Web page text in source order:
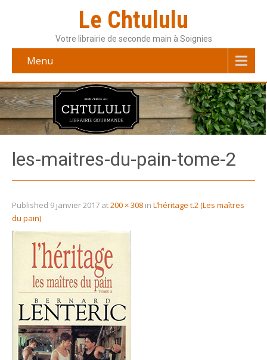
Le Chtululu
Votre librairie de seconde main à Soignies
Menu
les-maitres-du-pain-tome-2
Published 9 janvier 2017 at200 × 308 in L’héritage t.2 (Les maîtres
du pain)